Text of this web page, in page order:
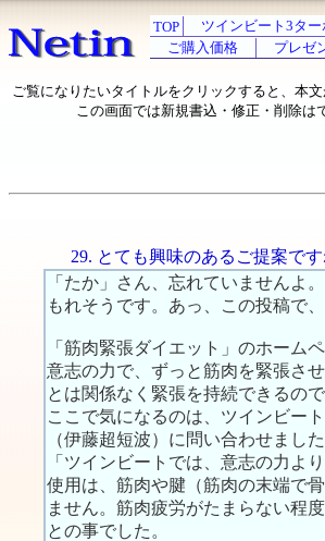
TOP ツインビート3ター
ご購入価格
プレゼ
ご覧になりたいタイトルをクリックすると、本
この画面では新規書込・修正・削除は
29. とても興味のあるご提案です
「たか」さん、忘れていませんよ
もれそうです。あっ、この投稿で
「筋肉緊張ダイエット」のホーム
意志の力で、ずっと筋肉を緊張さ
とは関係なく緊張を持続できるの
ここで気になるのは、ツインビー
（伊藤超短波）に問い合わせました
「ツインビートでは、意志の力よ
使用は、筋肉や腱（筋肉の末端で
ません。筋肉疲労がたまらない程
との事でした。